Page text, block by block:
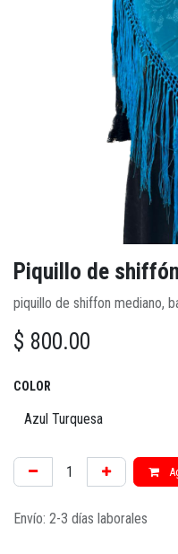
Piquillo de
piquillo de shiffon mediano,
$ 800.00
COLOR
Envío: 2-3 días laborales